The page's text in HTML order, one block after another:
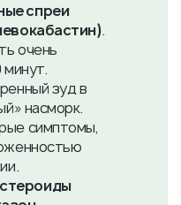
спреи
.
очень
минут.
зуд в
насморк.
симптомы,